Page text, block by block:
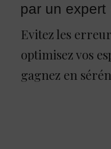
par un expert
Evitez les
optimisez vos
gagnez en